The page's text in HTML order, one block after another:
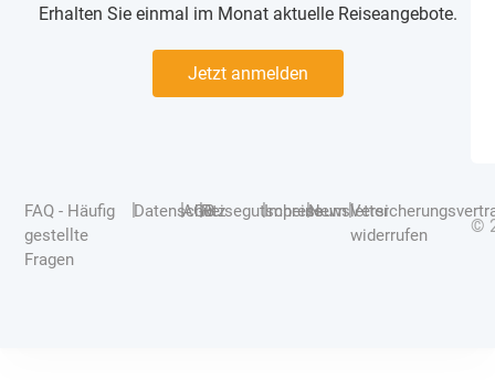
Erhalten Sie einmal im Monat aktuelle Reiseangebote.
Jetzt anmelden
FAQ - Häufig
gestellte
Fragen
|Datenschutz
|AGB
|Reisegutscheine
|Impressum
|Newsletter
|
widerrufen
©